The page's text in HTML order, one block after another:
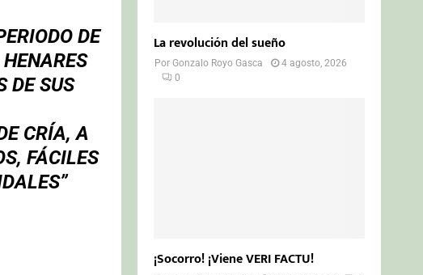
DE
DE SUS
CRÍA, A
FÁCILES
La revolución del sueño
PorGonzalo Royo Gasca
4 agosto, 2026
0
¡Socorro! ¡Viene VERI FACTU!